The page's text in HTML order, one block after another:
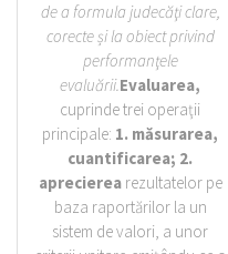
de a formula judecăţi clare,
corecte și la obiect privind
performanţele
evaluării.Evaluarea,
cuprinde trei operaţii
principale: 1. măsurarea,
cuantificarea; 2.
aprecierearezultatelor pe
baza raportărilor la un
sistem de valori, a unor